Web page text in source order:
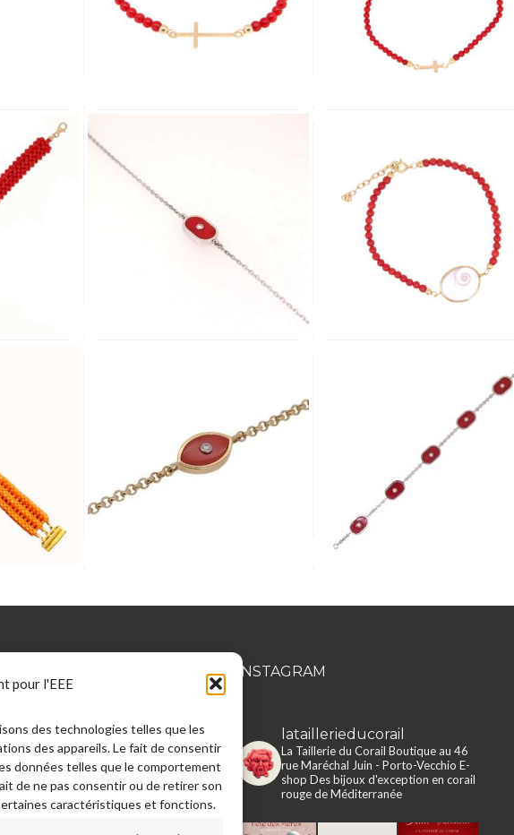
pour l'EEE
des technologies telles que les
des appareils. Le fait de consentir
données telles que le comportement
de ne pas consentir ou de retirer son
caractéristiques et fonctions.
Guide
La Taillerie du Corail
Bijouterie en ligne
CGV
Mentions légales
INSTAGRAM
lataillerieducorail
La Taillerie du Corail Boutique au 46
rue Maréchal Juin - Porto-Vecchio E-
shop Des bijoux d'exception en corail
rouge de Méditerranée